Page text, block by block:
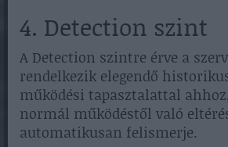
4. Detection szint
A Detection szintre érve a
rendelkezik elegendő
működési tapasztalattal
normál működéstől való
automatikusan felismerje.